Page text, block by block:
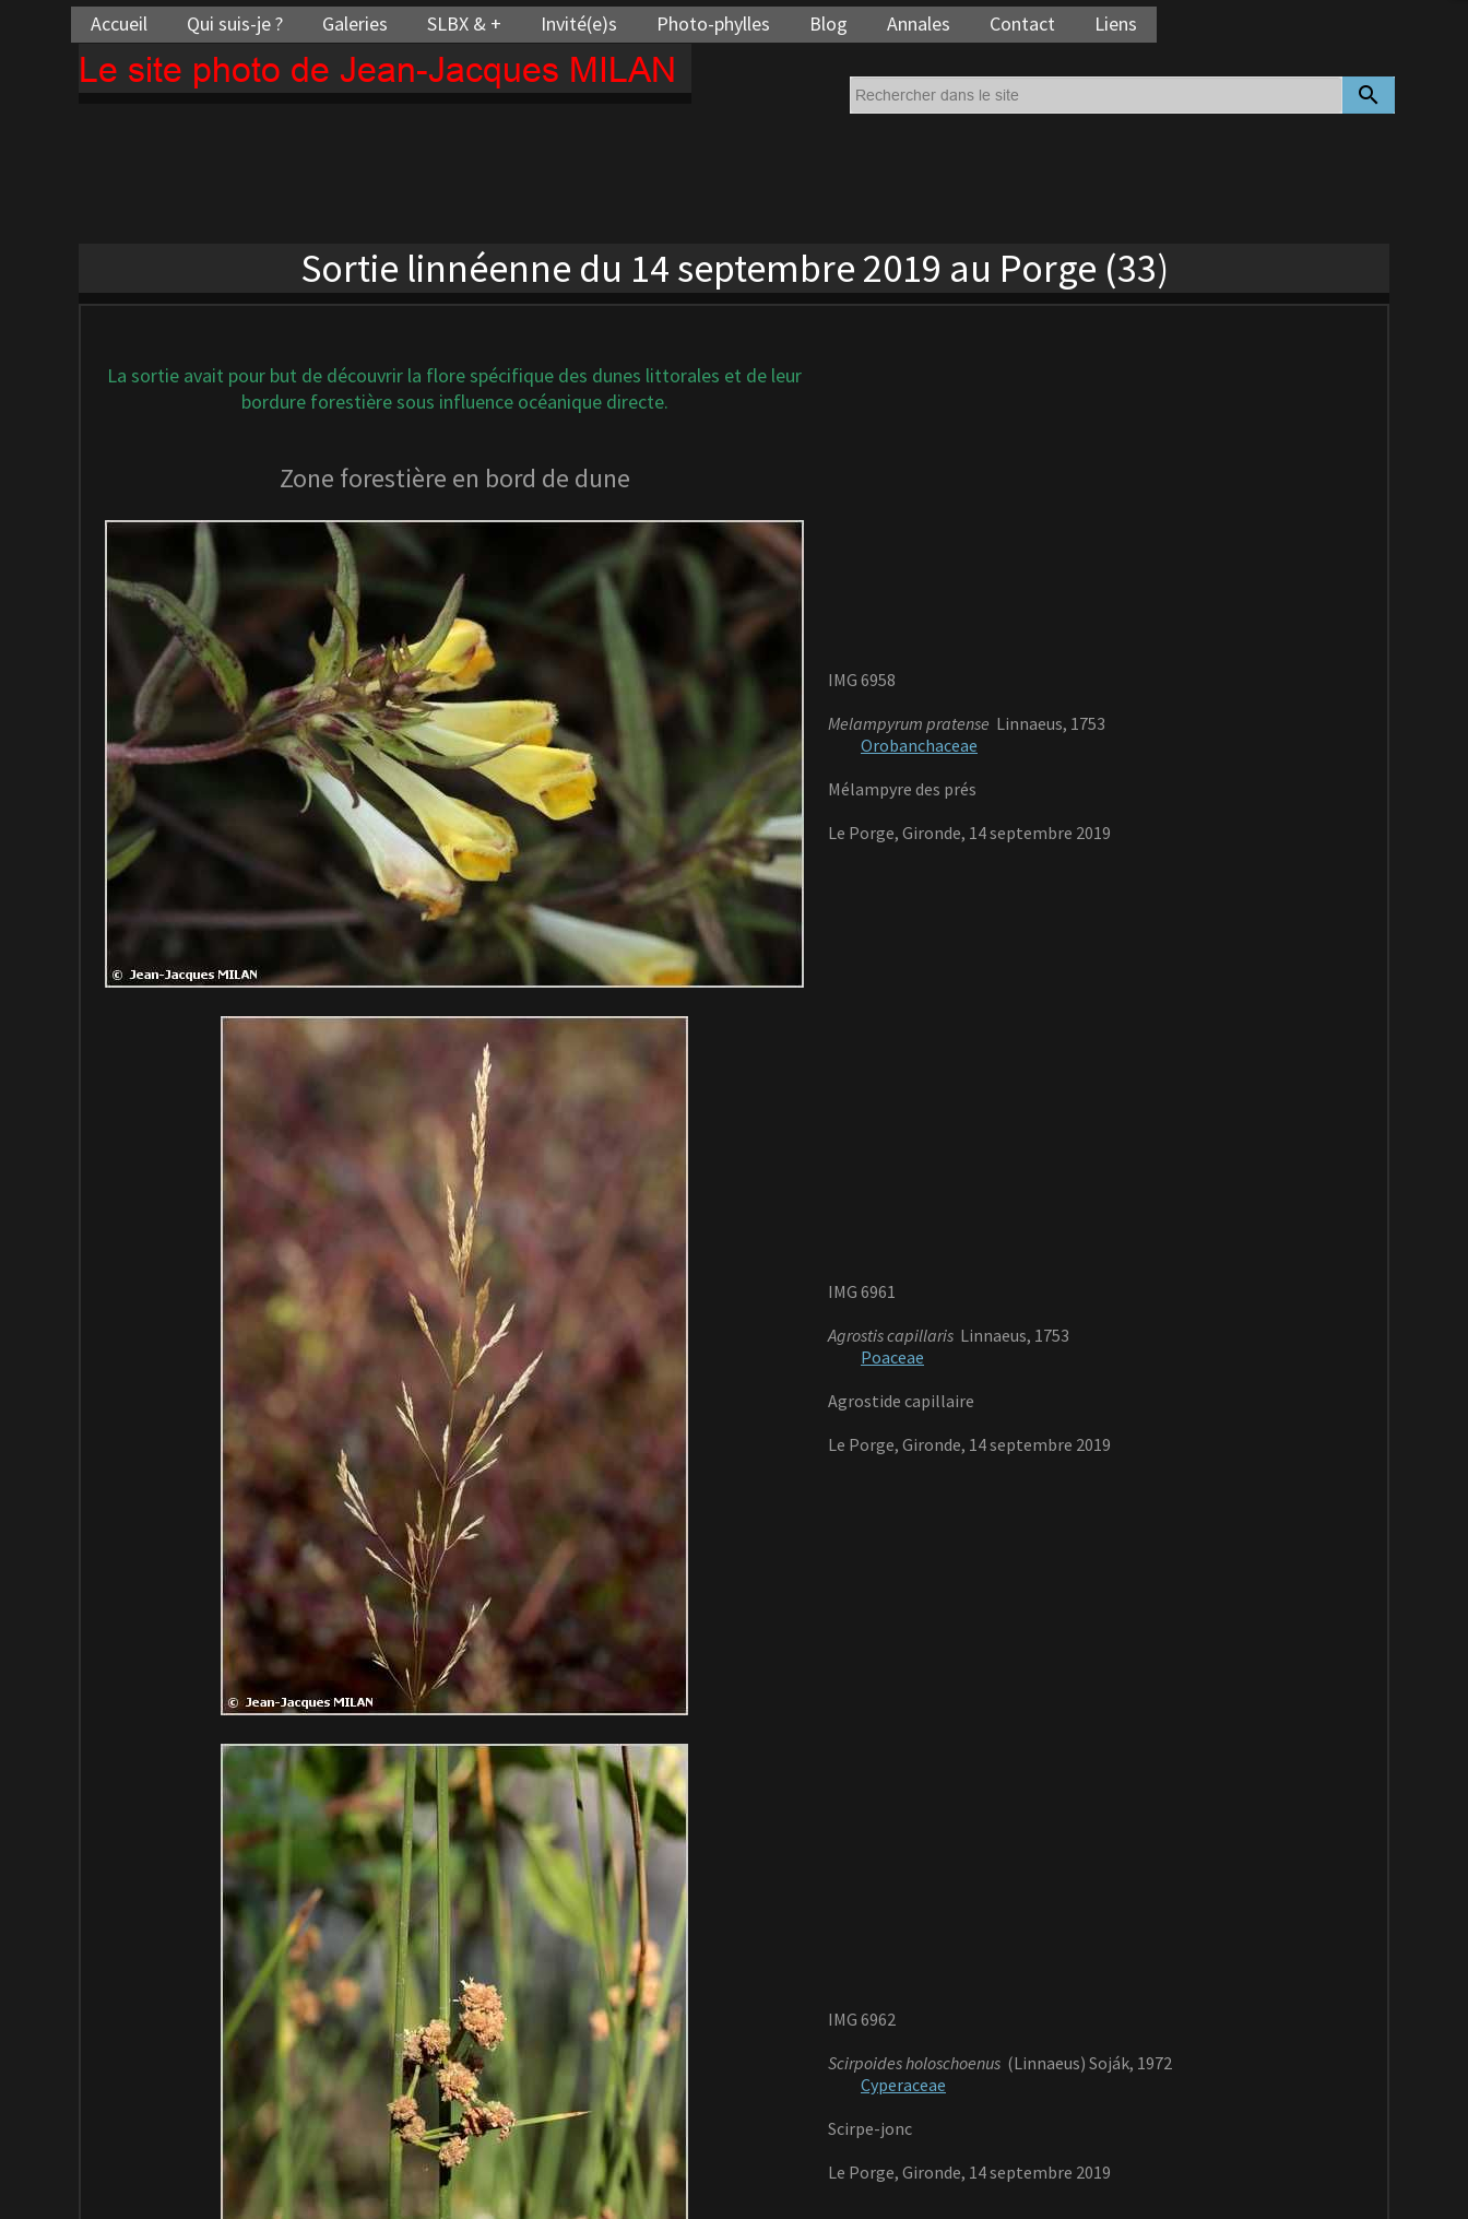
Le site photo de Jean-Jacques MILAN
Accueil Qui suis-je ? Galeries SLBX & + Invité(e)s Photo-phylles Blog Annales Contact Liens
search
Sortie linnéenne du 14 septembre 2019 au Porge (33)
La sortie avait pour but de découvrir la flore spécifique des dunes littorales et de leur
bordure forestière sous influence océanique directe.
Zone forestière en bord de dune
IMG 6958
Melampyrum pratense Linnaeus, 1753
Orobanchaceae
Mélampyre des prés
Le Porge, Gironde, 14 septembre 2019
IMG 6961
Agrostis capillaris Linnaeus, 1753
Poaceae
Agrostide capillaire
Le Porge, Gironde, 14 septembre 2019
IMG 6962
Scirpoides holoschoenus (Linnaeus) Soják, 1972
Cyperaceae
Scirpe-jonc
Le Porge, Gironde, 14 septembre 2019